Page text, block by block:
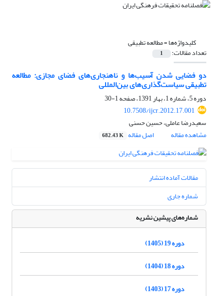
کلیدواژه‌ها =مطالعه تطبیقی
تعداد مقالات: 1
دو فضایی شدن آُسیب‌ها و ناهنجاری‌های فضای مجازی: مطالعه
تطبیقی سیاست‌گذاری‌های بین‌المللی
دوره 5، شماره 1، بهار 1391، صفحه
1-30
10.7508/ijcr.2012.17.001
سعیدرضا عاملی، حسین حسنی
مشاهده مقاله
اصل مقاله 682.43 K
مقالات آماده انتشار
شماره جاری
شماره‌های پیشین نشریه
دوره 19 (1405)
دوره 18 (1404)
دوره 17 (1403)